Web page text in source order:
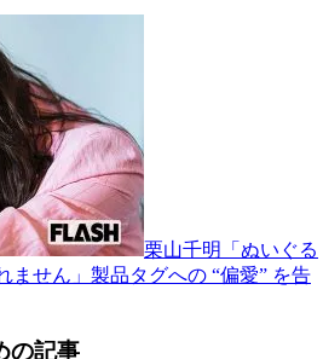
栗山千明「ぬいぐる
せん」製品タグへの “偏愛” を告
の記事